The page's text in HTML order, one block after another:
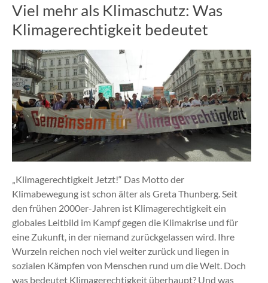
Viel mehr als Klimaschutz: Was
Klimagerechtigkeit bedeutet
„Klimagerechtigkeit Jetzt!“ Das Motto der
Klimabewegung ist schon älter als Greta Thunberg. Seit
den frühen 2000er-Jahren ist Klimagerechtigkeit ein
globales Leitbild im Kampf gegen die Klimakrise und für
eine Zukunft, in der niemand zurückgelassen wird. Ihre
Wurzeln reichen noch viel weiter zurück und liegen in
sozialen Kämpfen von Menschen rund um die Welt. Doch
was bedeutet Klimagerechtigkeit überhaupt? Und was